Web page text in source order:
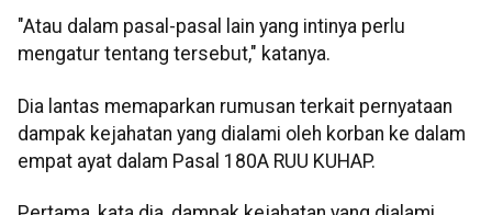
"Atau dalam pasal-pasal lain yang intinya perlu
mengatur tentang tersebut," katanya.
Dia lantas memaparkan rumusan terkait pernyataan
dampak kejahatan yang dialami oleh korban ke dalam
empat ayat dalam Pasal 180A RUU KUHAP.